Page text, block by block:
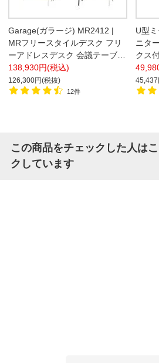
Garage(ガラージ) MR2412 |
MRフリースタイルデスク フリ
ーアドレスデスク 会議テーブル
配線収納付き 幅2400×奥行
1200×高さ720mm
138,930円(税込)
126,300円(税抜)
12件
U型
ニタ
クス
イト
了】
この商品をチェックした人は
クしています